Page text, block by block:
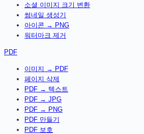
소셜 이미지 크기 변환
썸네일 생성기
아이콘 → PNG
워터마크 제거
PDF
이미지 → PDF
페이지 삭제
PDF → 텍스트
PDF → JPG
PDF → PNG
PDF 만들기
PDF 보호